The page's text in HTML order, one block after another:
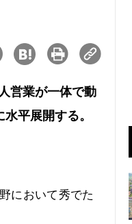
営業が一体で動
平展開する。
において秀でた